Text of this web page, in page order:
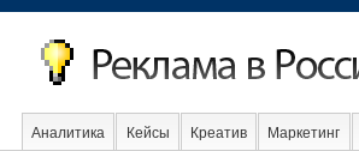
Аналитика Кейсы Креатив Маркетинг